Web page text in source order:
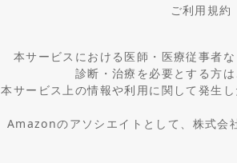
ご利用規約
本サービスにおける医師・医療従事者
診断・治療を必要とする方
本サービス上の情報や利用に関して発生
Amazonのアソシエイトとして、株式会